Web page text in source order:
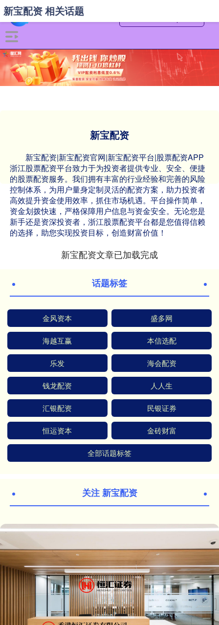
新宝配资
新宝配资|新宝配资官网|新宝配资平台|股票配资APP
浙江股票配资平台致力于为投资者提供专业、安全、便捷
的股票配资服务。我们拥有丰富的行业经验和完善的风险
控制体系，为用户量身定制灵活的配资方案，助力投资者
高效提升资金使用效率，抓住市场机遇。平台操作简单，
资金划拨快速，严格保障用户信息与资金安全。无论您是
新手还是资深投资者，浙江股票配资平台都是您值得信赖
的选择，助您实现投资目标，创造财富价值！
新宝配资 相关话题
新宝配资文章已加载完成
话题标签
金风资本 盛多网
海越互赢 本信选配
乐发 海会配资
钱龙配资 人人生
汇银配资 民银证券
恒运资本 金砖财富
全部话题标签
关注 新宝配资